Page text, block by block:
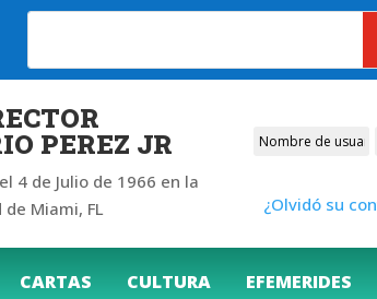
PEREZ JR
4 de Julio de 1966 en la
de Miami, FL
¿Olvidó su
CARTAS CULTURA EFEMERIDES